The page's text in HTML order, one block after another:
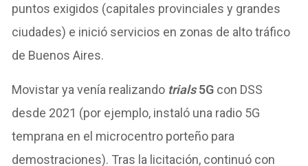
puntos exigidos (capitales provinciales y grandes
ciudades) e inició servicios en zonas de alto tráfico
de Buenos Aires.
Movistar ya venía realizando trials5G con DSS
desde 2021 (por ejemplo, instaló una radio 5G
temprana en el microcentro porteño para
demostraciones). Tras la licitación, continuó con